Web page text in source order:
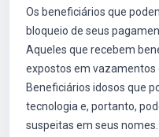
Os beneficiários que
bloqueio de seus
Aqueles que recebem
expostos em vazamentos
Beneficiários idosos que
tecnologia e, portanto,
suspeitas em seus nomes.